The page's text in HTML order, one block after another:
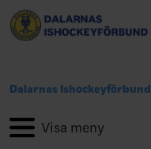
Dalarnas Ishockeyförbund